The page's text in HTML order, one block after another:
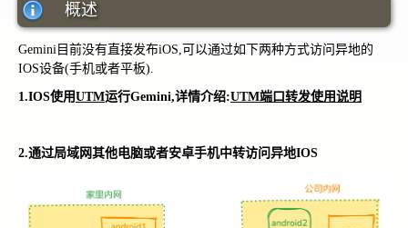
概述
Gemini目前没有直接发布iOS,可以通过如下两种方式访问异地的
IOS设备(手机或者平板).
1.IOS使用UTM运行Gemini,详情介绍:UTM端口转发使用说明
2.通过局域网其他电脑或者安卓手机中转访问异地IOS